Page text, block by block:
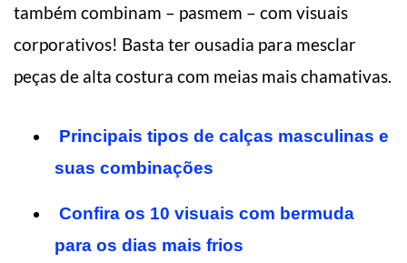
também combinam – pasmem – com visuais
corporativos! Basta ter ousadia para mesclar
peças de alta costura com meias mais chamativas.
Principais tipos de calças masculinas e
suas combinações
Confira os 10 visuais com bermuda
para os dias mais frios